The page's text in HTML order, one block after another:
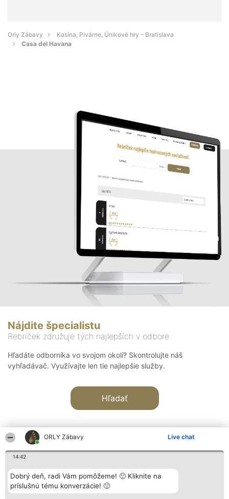
ORLY Zábavy Live chat
14:42
Dobrý deň, radi Vám pomôžeme! 🙂 Kliknite na
príslušnú tému konverzácie! 🙂
Orly Zábavy
Kasína, Pivárne, Únikové hry - Bratislava
Casa del Havana
Nájdite špecialistu
Rebríček združuje tých najlepších v odbore
Hľadáte odborníka vo svojom okolí? Skontrolujte náš
vyhľadávač. Využívajte len tie najlepšie služby.
Hľadať
Organizátor hodnotenia
Bright Side Solutions sp. z o.
o. sp. k.
Hodnotenie
Laureáti
Lista
Kontakt
Kontakt